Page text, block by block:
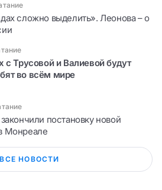
сложно выделить». Леонова – о
с Трусовой и Валиевой будут
во всём мире
постановку новой
Монреале
ВСЕ НОВОСТИ